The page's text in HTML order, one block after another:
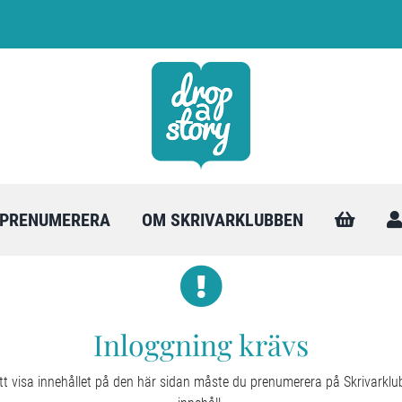
PRENUMERERA OM SKRIVARKLUBBEN
Inloggning krävs
visa innehållet på den här sidan måste du prenumerera på